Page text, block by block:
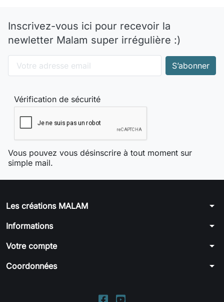
Inscrivez-vous ici pour recevoir la
newletter Malam super irrégulière :)
Vérification de sécurité
Vous pouvez vous désinscrire à tout moment sur
simple mail.
Les créations MALAM arrow_drop_down
Informations arrow_drop_down
Votre compte arrow_drop_down
Coordonnées arrow_drop_down